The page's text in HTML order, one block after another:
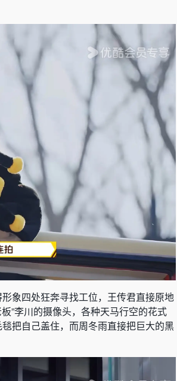
象四处狂奔寻找工位，王传君直接原地
”李川的摄像头，各种天马行空的花式
把自己盖住，而周冬雨直接把巨大的黑